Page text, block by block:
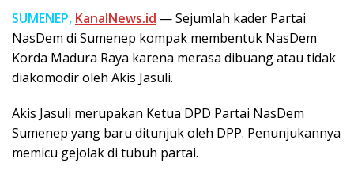
SUMENEP, KanalNews.id — Sejumlah kader Partai
NasDem di Sumenep kompak membentuk NasDem
Korda Madura Raya karena merasa dibuang atau tidak
diakomodir oleh Akis Jasuli.
Akis Jasuli merupakan Ketua DPD Partai NasDem
Sumenep yang baru ditunjuk oleh DPP. Penunjukannya
memicu gejolak di tubuh partai.